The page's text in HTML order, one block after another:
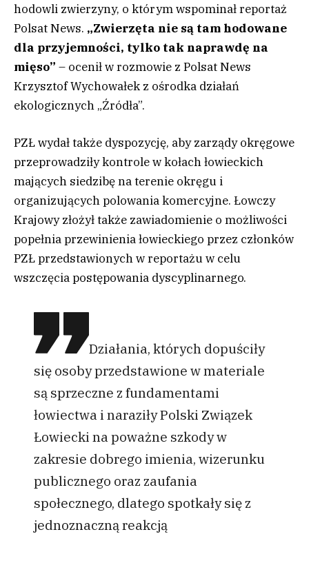
hodowli zwierzyny, o którym wspominał reportaż
Polsat News. „Zwierzęta nie są tam hodowane
dla przyjemności, tylko tak naprawdę na
mięso” – ocenił w rozmowie z Polsat News
Krzysztof Wychowałek z ośrodka działań
ekologicznych „Źródła”.
PZŁ wydał także dyspozycję, aby zarządy okręgowe
przeprowadziły kontrole w kołach łowieckich
mających siedzibę na terenie okręgu i
organizujących polowania komercyjne. Łowczy
Krajowy złożył także zawiadomienie o możliwości
popełnia przewinienia łowieckiego przez członków
PZŁ przedstawionych w reportażu w celu
wszczęcia postępowania dyscyplinarnego.
Działania, których dopuściły
się osoby przedstawione w materiale
są sprzeczne z fundamentami
łowiectwa i naraziły Polski Związek
Łowiecki na poważne szkody w
zakresie dobrego imienia, wizerunku
publicznego oraz zaufania
społecznego, dlatego spotkały się z
jednoznaczną reakcją